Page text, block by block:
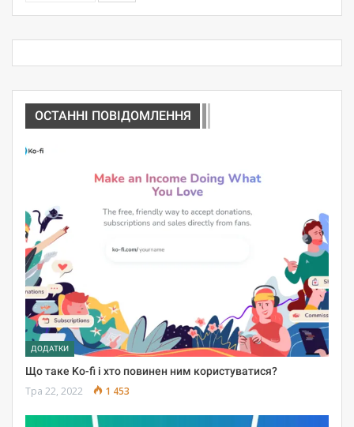
ОСТАННІ ПОВІДОМЛЕННЯ
ДОДАТКИ
Що таке Ko-fi і хто повинен ним користуватися?
Тра 22, 2022 1 453